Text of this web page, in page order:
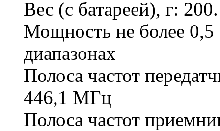
Вес (с батареей), г: 200.
Мощность не более
диапазонах
Полоса частот
446,1 МГц
Полоса частот